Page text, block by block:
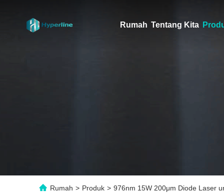
Rumah Tentang Kita
Rumah > Produk > 976nm 15W 200μm Diode Laser